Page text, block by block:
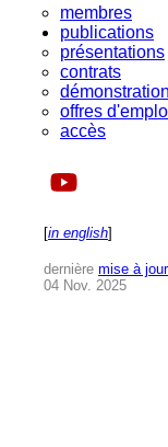
membres
publications
présentations
contrats
offres
accès
[in english]
dernière mise à jour
04 Nov. 2025